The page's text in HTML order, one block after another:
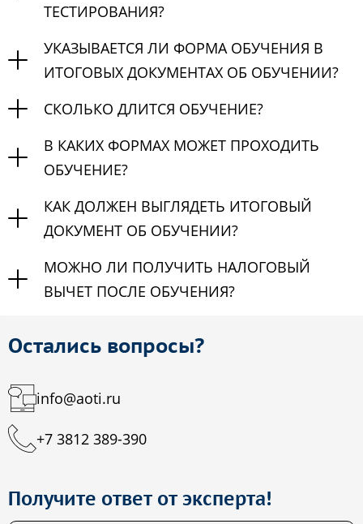
ТЕСТИРОВАНИЯ?
УКАЗЫВАЕТСЯ ЛИ ФОРМА ОБУЧЕНИЯ В
ИТОГОВЫХ ДОКУМЕНТАХ ОБ ОБУЧЕНИИ?
СКОЛЬКО ДЛИТСЯ ОБУЧЕНИЕ?
В КАКИХ ФОРМАХ МОЖЕТ ПРОХОДИТЬ
ОБУЧЕНИЕ?
КАК ДОЛЖЕН ВЫГЛЯДЕТЬ ИТОГОВЫЙ
ДОКУМЕНТ ОБ ОБУЧЕНИИ?
МОЖНО ЛИ ПОЛУЧИТЬ НАЛОГОВЫЙ
ВЫЧЕТ ПОСЛЕ ОБУЧЕНИЯ?
Остались вопросы?
info@aoti.ru
+7 3812 389-390
Получите ответ от эксперта!